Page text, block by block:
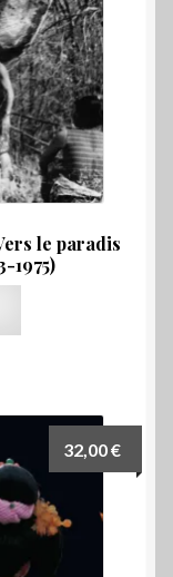
le paradis
1975)
32,00€